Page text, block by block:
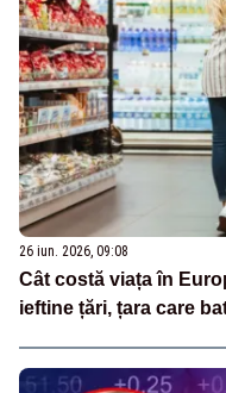
26 iun. 2026, 09:08
Cât costă viața în
ieftine țări, țara care